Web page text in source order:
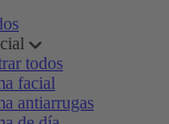
todos
facial
antiarrugas